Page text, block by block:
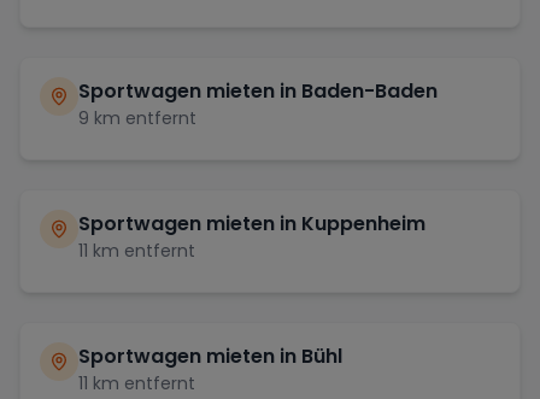
Sportwagen mieten in Baden-Baden
9 km entfernt
Sportwagen mieten in Kuppenheim
11 km entfernt
Sportwagen mieten in Bühl
11 km entfernt